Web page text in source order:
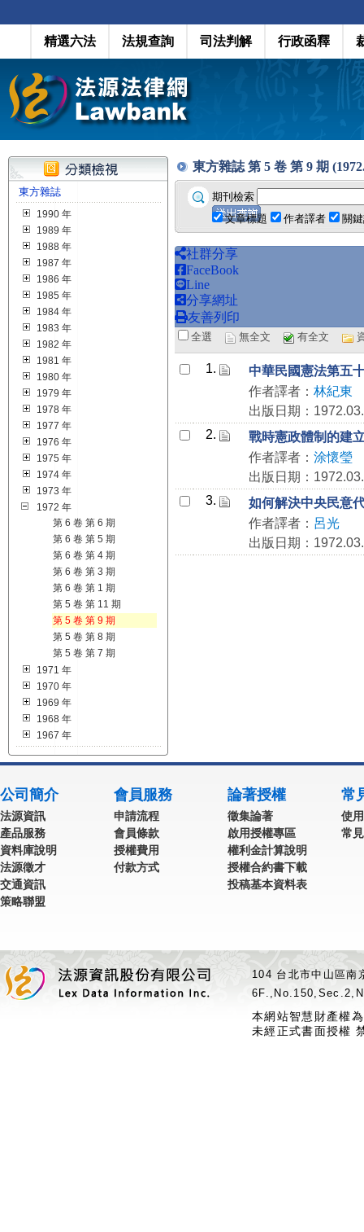
精選六法 法規查詢 司法判解 行政函釋
東方雜誌
1990 年
1989 年
1988 年
1987 年
1986 年
1985 年
1984 年
1983 年
1982 年
1981 年
1980 年
1979 年
1978 年
1977 年
1976 年
1975 年
1974 年
1973 年
1972 年
第 6 卷 第 6 期
第 6 卷 第 5 期
第 6 卷 第 4 期
第 6 卷 第 3 期
第 6 卷 第 1 期
第 5 卷 第 11 期
第 5 卷 第 9 期
第 5 卷 第 8 期
第 5 卷 第 7 期
1971 年
1970 年
1969 年
1968 年
1967 年
東方雜誌 第 5 卷 第 9 期
期刊檢索
文章標題
作者譯者 關
社群分享
FaceBook
Line
分享網址
友善列印
全選 無全文 有全文
1.
中華民國憲法第五
作者譯者： 林紀東
出版日期：
2.
戰時憲政體制的建
作者譯者： 涂懷瑩
出版日期：
3.
如何解決中央民意
作者譯者： 呂光
出版日期：
公司簡介
法源資訊
產品服務
資料庫說明
法源徵才
交通資訊
策略聯盟
會員服務
申請流程
會員條款
授權費用
付款方式
論著授權
徵集論著
啟用授權專區
權利金計算說明
授權合約書下載
投稿基本資料表
常
使
常
104 台北市中山區
本網站智慧財產權
未經正式書面授權